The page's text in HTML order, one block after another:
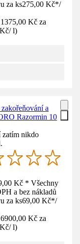
za ks275,00 Kč*/
Kč za
/ l)
a
Razormin 10
zatím nikdo
Kč * Všechny
a bez nákladů
za ks69,00 Kč*/
Kč za
/ l)